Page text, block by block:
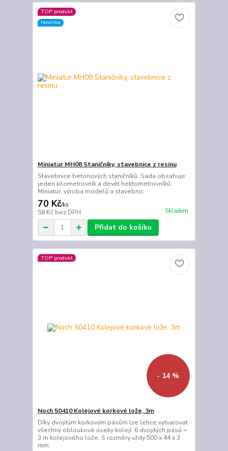
TOP produkt
Novinka
Miniatur MH08 Staničníky, stavebnice z resinu
Stavebnice betonových staničníků. Sada obsahuje
jeden kilometrovník a devět hektometrovníků.
Miniatur, výroba modelů a stavebnic
70 Kč/ks
58 Kč bez DPH Skladem
Přidat do košíku
TOP produkt
- 14 %
Noch 50410 Kolejové korkové lože, 3m
Díky dvojitým korkovým pásům lze lehce vytvarovat
všechny obloukové úseky kolejí. 6 dvojitých pásů =
3 m kolejového lože. S rozměry vždy 500 x 44 x 3
mm.